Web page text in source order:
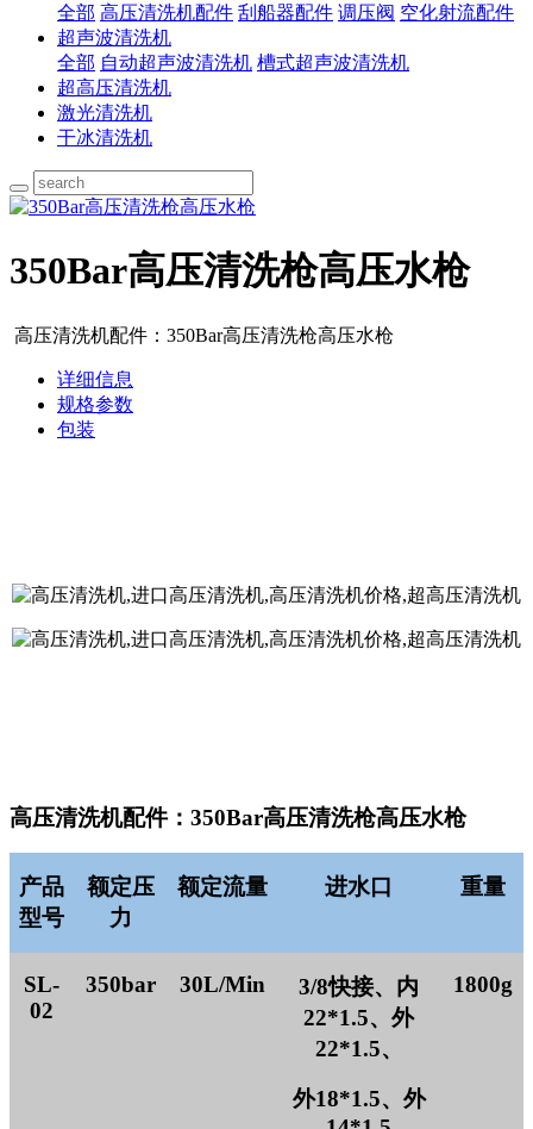
全部 高压清洗机配件 刮船器配件 调压阀 空化射流配件
超声波清洗机
全部 自动超声波清洗机 槽式超声波清洗机
超高压清洗机
激光清洗机
干冰清洗机
350Bar高压清洗枪高压水枪
​ 高压清洗机配件：350Bar高压清洗枪高压水枪
详细信息
规格参数
包装
高压清洗机配件：350Bar高压清洗枪高压水枪
产品
型号
额定压
力
额定流量 进水口 重量
SL-
02
350bar 30L/Min 3/8快接、内
22*1.5、 外
22*1.5、
外18*1.5、外
1800g